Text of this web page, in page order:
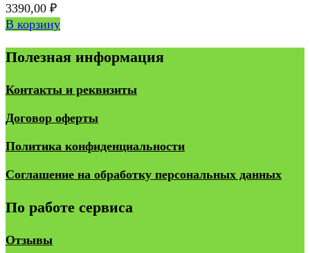
3390,00 ₽
В корзину
Полезная информация
Контакты и реквизиты
Договор оферты
Политика конфиденциальности
Соглашение на обработку персональных данных
По работе сервиса
Отзывы